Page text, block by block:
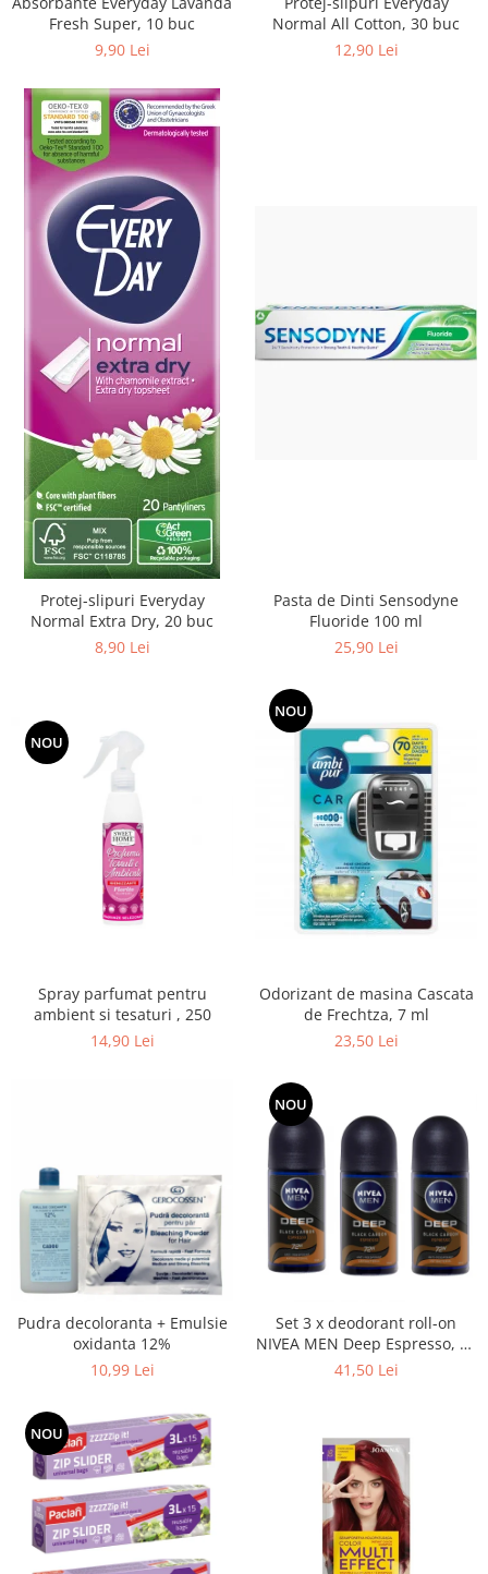
Fresh Super, 10 buc
9,90 Lei
Normal All Cotton, 30 buc
12,90 Lei
Protej-slipuri Everyday
Normal Extra Dry, 20 buc
8,90 Lei
Pasta de Dinti Sensodyne
Fluoride 100 ml
25,90 Lei
NOU
Spray parfumat pentru
ambient si tesaturi , 250
14,90 Lei
NOU
Odorizant de masina Cascata
de Frechtza, 7 ml
23,50 Lei
Pudra decoloranta + Emulsie
oxidanta 12%
10,99 Lei
NOU
Set 3 x deodorant roll-on
NIVEA MEN Deep Espresso, 50
ml
41,50 Lei
NOU